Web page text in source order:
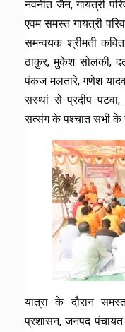
नवनीत जैन, गायत्री
एवम समस्त गायत्री
समन्वयक श्रीमती
ठाकुर, मुकेश सोलंकी,
पंकज मलतारे, गणेश
सस्थां से प्रदीप पटवा,
सत्संग के पश्चात सभी
यात्रा के दौरान
प्रशासन, जनपद